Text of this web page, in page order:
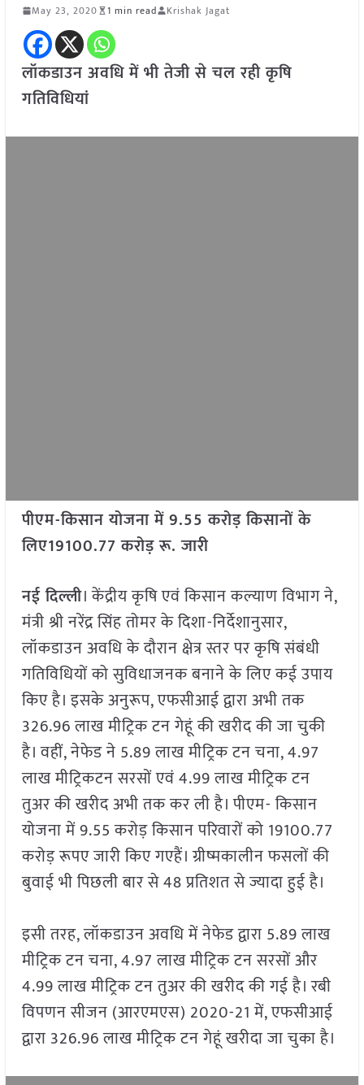
May 23, 2020 1 min read Krishak Jagat
लॉकडाउन अवधि में भी तेजी से चल रही कृषि
गतिविधियां
पीएम-किसान योजना में 9.55 करोड़ किसानों के
लिए19100.77 करोड़ रू. जारी
नई दिल्ली। केंद्रीय कृषि एवं किसान कल्याण विभाग ने,
मंत्री श्री नरेंद्र सिंह तोमर के दिशा-निर्देशानुसार,
लॉकडाउन अवधि के दौरान क्षेत्र स्तर पर कृषि संबंधी
गतिविधियों को सुविधाजनक बनाने के लिए कई उपाय
किए है। इसके अनुरूप, एफसीआई द्वारा अभी तक
326.96 लाख मीट्रिक टन गेहूं की खरीद की जा चुकी
है। वहीं, नेफेड ने 5.89 लाख मीट्रिक टन चना, 4.97
लाख मीट्रिकटन सरसों एवं 4.99 लाख मीट्रिक टन
तुअर की खरीद अभी तक कर ली है। पीएम- किसान
योजना में 9.55 करोड़ किसान परिवारों को 19100.77
करोड़ रूपए जारी किए गएहैं। ग्रीष्मकालीन फसलों की
बुवाई भी पिछली बार से 48 प्रतिशत से ज्यादा हुई है।
इसी तरह, लॉकडाउन अवधि में नेफेड द्वारा 5.89 लाख
मीट्रिक टन चना, 4.97 लाख मीट्रिक टन सरसों और
4.99 लाख मीट्रिक टन तुअर की खरीद की गई है। रबी
विपणन सीजन (आरएमएस) 2020-21 में, एफसीआई
द्वारा 326.96 लाख मीट्रिक टन गेहूं खरीदा जा चुका है।